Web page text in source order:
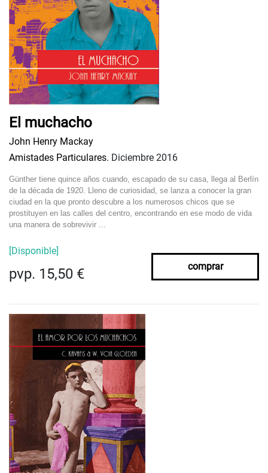
El muchacho
John Henry Mackay
Amistades Particulares. Diciembre 2016
Günther tiene quince años cuando, escapado de su casa, llega al Berlín
de la década de 1920. Lleno de curiosidad, se lanza a conocer la gran
ciudad en la que pronto descubre a los numerosos chicos que se
prostituyen en las calles del centro, encontrando en ese modo de vida
una manera de sobrevivir ...
[Disponible]
pvp. 15,50 € comprar